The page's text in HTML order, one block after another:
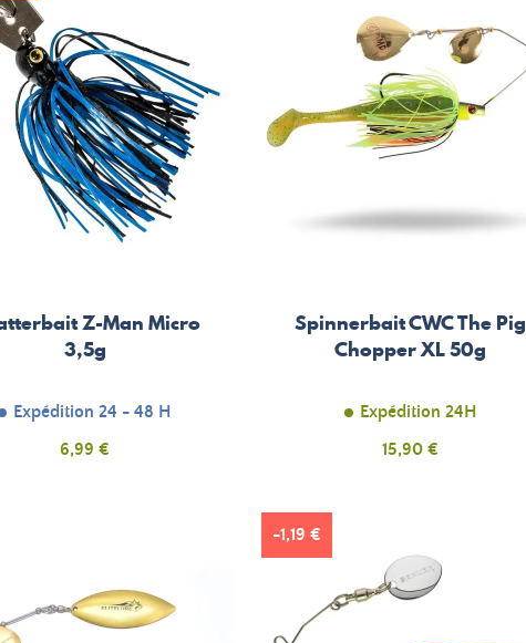
Z-Man Micro
3,5g
Expédition 24 - 48 H
Prix
6,99 €
Spinnerbait CWC The Pig
Chopper XL 50g
Expédition 24H
Prix
15,90 €
-1,19 €